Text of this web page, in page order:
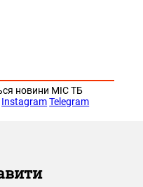
новини МІС ТБ
Instagram Telegram